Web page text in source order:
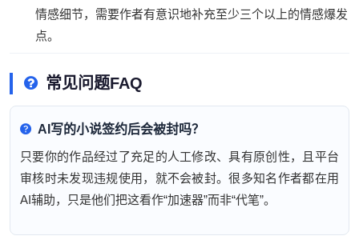
情感细节，需要作者有意识地补充至少三个以上的情感爆发
点。
常见问题FAQ
AI写的小说签约后会被封吗？
只要你的作品经过了充足的人工修改、具有原创性，且平台
审核时未发现违规使用，就不会被封。很多知名作者都在用
AI辅助，只是他们把这看作“加速器”而非“代笔”。